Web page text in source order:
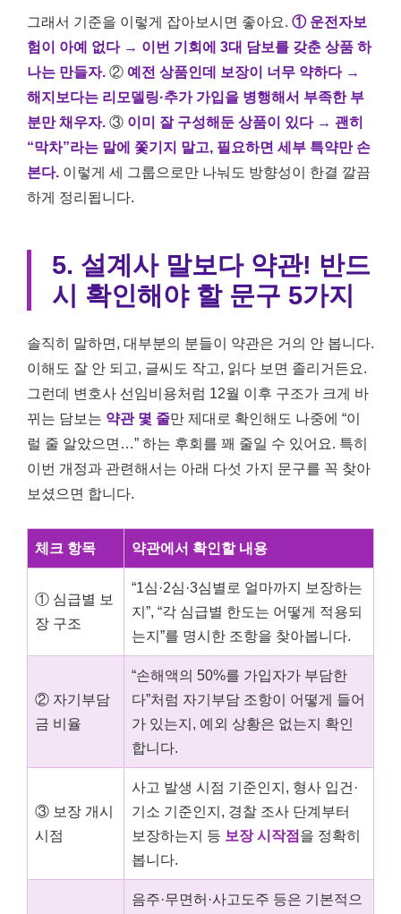
그래서 기준을 이렇게 잡아보시면 좋아요. ① 운전자보
험이 아예 없다 → 이번 기회에 3대 담보를 갖춘 상품 하
나는 만들자. ② 예전 상품인데 보장이 너무 약하다 →
해지보다는 리모델링·추가 가입을 병행해서 부족한 부
분만 채우자. ③ 이미 잘 구성해둔 상품이 있다 → 괜히
“막차”라는 말에 쫓기지 말고, 필요하면 세부 특약만 손
본다. 이렇게 세 그룹으로만 나눠도 방향성이 한결 깔끔
하게 정리됩니다.
5. 설계사 말보다 약관! 반드
시 확인해야 할 문구 5가지
솔직히 말하면, 대부분의 분들이 약관은 거의 안 봅니다.
이해도 잘 안 되고, 글씨도 작고, 읽다 보면 졸리거든요.
그런데 변호사 선임비용처럼 12월 이후 구조가 크게 바
뀌는 담보는 약관 몇 줄만 제대로 확인해도 나중에 “이
럴 줄 알았으면…” 하는 후회를 꽤 줄일 수 있어요. 특히
이번 개정과 관련해서는 아래 다섯 가지 문구를 꼭 찾아
보셨으면 합니다.
체크 항목 약관에서 확인할 내용
① 심급별 보
장 구조
“1심·2심·3심별로 얼마까지 보장하는
지”, “각 심급별 한도는 어떻게 적용되
는지”를 명시한 조항을 찾아봅니다.
② 자기부담
금 비율
“손해액의 50%를 가입자가 부담한
다”처럼 자기부담 조항이 어떻게 들어
가 있는지, 예외 상황은 없는지 확인
합니다.
③ 보장 개시
시점
사고 발생 시점 기준인지, 형사 입건·
기소 기준인지, 경찰 조사 단계부터
보장하는지 등 보장 시작점 을 정확히
봅니다.
음주·무면허·사고도주 등은 기본적으